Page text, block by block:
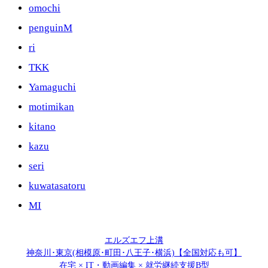
omochi
penguinM
ri
TKK
Yamaguchi
motimikan
kitano
kazu
seri
kuwatasatoru
MI
エルズエフ上溝
神奈川･東京(相模原･町田･八王子･横浜)【全国対応も可】
在宅 × IT・動画編集 × 就労継続支援B型